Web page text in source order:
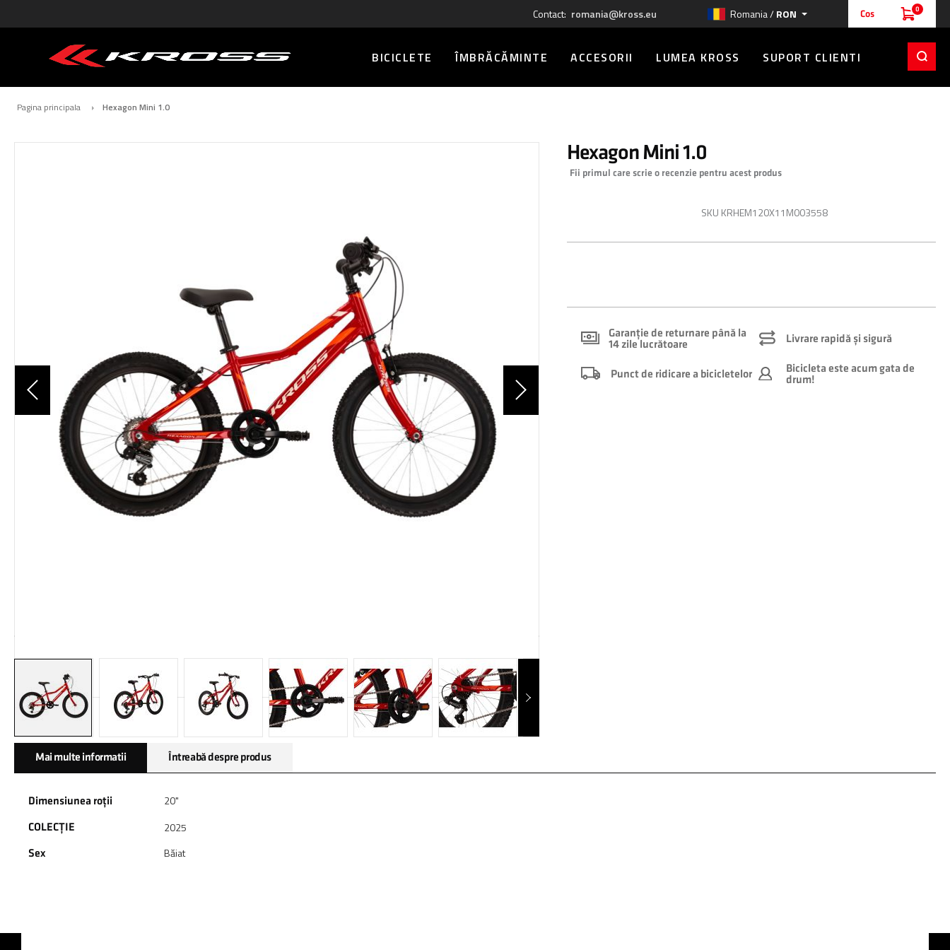
Contact: romania@kross.eu Romania /RON Cos 0
BICICLETE ÎMBRĂCĂMINTE ACCESORII LUMEA KROSS SUPORT CLIENTI
Pagina principala Hexagon Mini 1.0
the
images
gallery
Hexagon Mini 1.0
Fii primul care scrie o recenzie pentru acest produs
SKU KRHEM120X11M003558
Garanție de returnare până la
14 zile lucrătoare
Livrare rapidă și sigură
Punct de ridicare a bicicletelor
Bicicleta este acum gata de
drum!
Mai multe informatii
Dimensiunea roții 20"
COLECȚIE 2025
Sex Băiat
Întreabă despre produs